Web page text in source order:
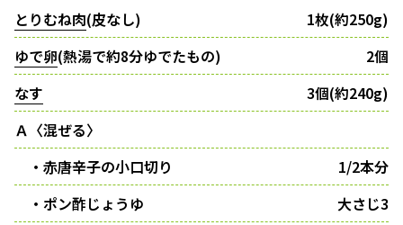
とりむね肉(皮なし)
1枚(約250g)
ゆで卵(熱湯で約8分ゆでたもの)
2個
なす
3個(約240g)
Ａ〈混ぜる〉
・赤唐辛子の小口切り
1/2本分
・ポン酢じょうゆ
大さじ3